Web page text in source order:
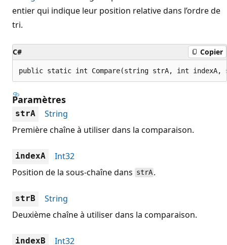
entier qui indique leur position relative dans l’ordre de
tri.
C# Copier
public static int Compare(string strA, int indexA,
Paramètres
strA
String
Première chaîne à utiliser dans la comparaison.
indexA
Int32
Position de la sous-chaîne dans strA .
strB
String
Deuxième chaîne à utiliser dans la comparaison.
indexB
Int32